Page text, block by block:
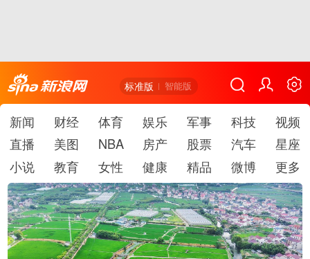
标准版 智能版
新闻 财经 体育 娱乐 军事 科技
视频
直播
美图 NBA 房产 股票 汽车
星座
小说
教育 女性 健康 精品 微博 更多